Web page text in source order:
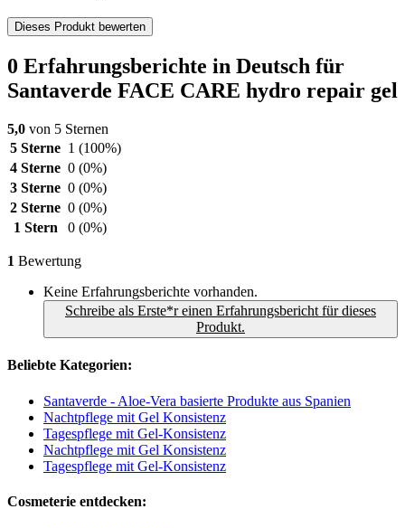
Dieses Produkt bewerten
0 Erfahrungsberichte in Deutsch für
Santaverde FACE CARE hydro repair gel
5,0 von 5 Sternen
5 Sterne 1 (100%)
4 Sterne 0 (0%)
3 Sterne 0 (0%)
2 Sterne 0 (0%)
1 Stern
0 (0%)
1 Bewertung
Keine Erfahrungsberichte vorhanden.
Schreibe als Erste*r einen Erfahrungsbericht für dieses
Produkt.
Beliebte Kategorien:
Santaverde - Aloe-Vera basierte Produkte aus Spanien
Nachtpflege mit Gel Konsistenz
Tagespflege mit Gel-Konsistenz
Nachtpflege mit Gel Konsistenz
Tagespflege mit Gel-Konsistenz
Cosmeterie entdecken: